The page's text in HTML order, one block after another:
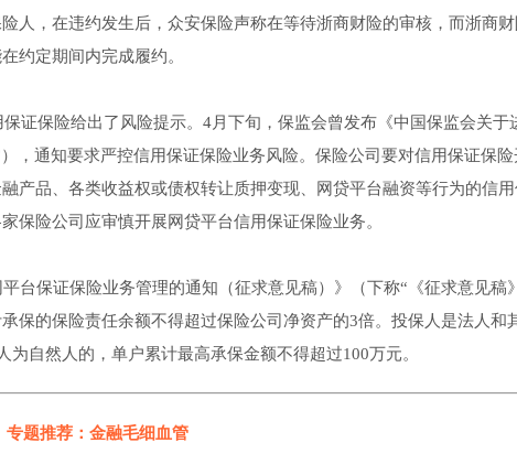
人，在违约发生后，众安保险声称在等待浙商财险的审核，而浙商
约定期间内完成履约。
证保险给出了风险提示。4月下旬，保监会曾发布《中国保监会关于
，通知要求严控信用保证保险业务风险。保险公司要对信用保证保
产品、各类收益权或债权转让质押变现、网贷平台融资等行为的信
保险公司应审慎开展网贷平台信用保证保险业务。
台保证保险业务管理的通知（征求意见稿）》（下称“《征求意见稿
保的保险责任余额不得超过保险公司净资产的3倍。投保人是法人和
自然人的，单户累计最高承保金额不得超过100万元。
专题推荐：金融毛细血管